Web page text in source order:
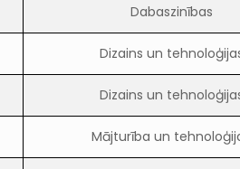
Dabaszinības
Dizains un
Dizains un
Mājturība un